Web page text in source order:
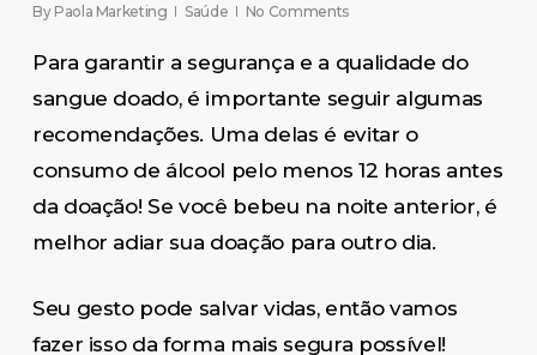
By Paola Marketing Saúde No Comments
Para garantir a segurança e a qualidade do
sangue doado, é importante seguir algumas
recomendações. Uma delas é evitar o
consumo de álcool pelo menos 12 horas antes
da doação! Se você bebeu na noite anterior, é
melhor adiar sua doação para outro dia.
Seu gesto pode salvar vidas, então vamos
fazer isso da forma mais segura possível!